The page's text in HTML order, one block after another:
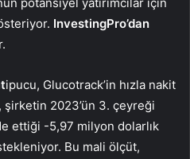
InvestingPro’dan
ipucu, Glucotrack’in hızla nakit
2023’ün 3. çeyreği
ettiği -5,97 milyon dolarlık
Bu mali ölçüt,